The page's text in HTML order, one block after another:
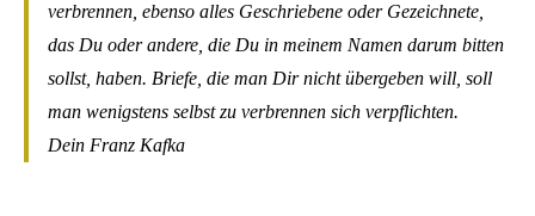
verbrennen, ebenso alles Geschriebene oder Gezeichnete,
das Du oder andere, die Du in meinem Namen darum bitten
sollst, haben. Briefe, die man Dir nicht übergeben will, soll
man wenigstens selbst zu verbrennen sich verpflichten.
Dein Franz Kafka